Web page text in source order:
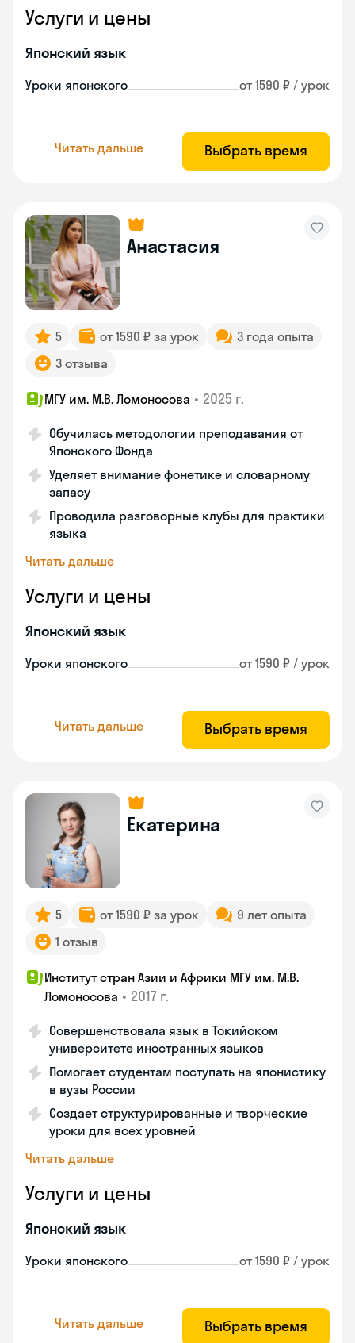
Услуги и цены
Японский язык
Уроки японского от 1590 ₽ / урок
Читать дальше Выбрать время
Анастасия
5 от 1590 ₽ за урок
3 года опыта
3 отзыва
МГУ им. М.В. Ломоносова • 2025 г.
Обучилась методологии преподавания от
Японского Фонда
Уделяет внимание фонетике и словарному
запасу
Проводила разговорные клубы для практики
языка
Читать дальше
Услуги и цены
Японский язык
Уроки японского от 1590 ₽ / урок
Читать дальше Выбрать время
Екатерина
5 от 1590 ₽ за урок
9 лет опыта
1 отзыв
Институт стран Азии и Африки МГУ им. М.В.
Ломоносова • 2017 г.
Совершенствовала язык в Токийском
университете иностранных языков
Помогает студентам поступать на японистику
в вузы России
Создает структурированные и творческие
уроки для всех уровней
Читать дальше
Услуги и цены
Японский язык
Уроки японского от 1590 ₽ / урок
Читать дальше Выбрать время